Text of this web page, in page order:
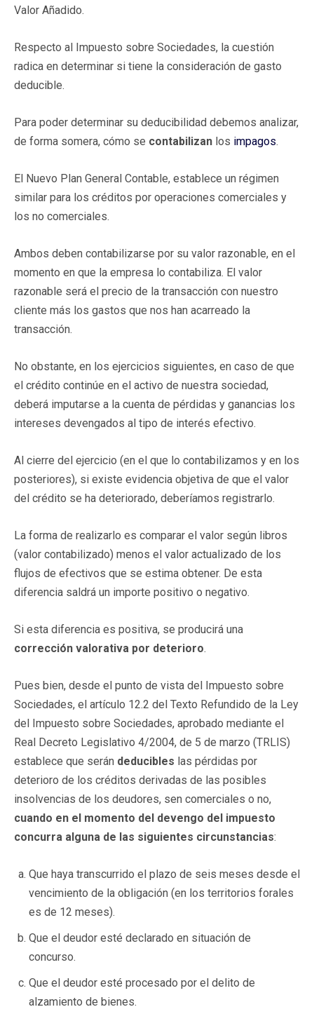
Valor Añadido.
Respecto al Impuesto sobre Sociedades, la cuestión
radica en determinar si tiene la consideración de gasto
deducible.
Para poder determinar su deducibilidad debemos analizar,
de forma somera, cómo se contabilizan los impagos.
El Nuevo Plan General Contable, establece un régimen
similar para los créditos por operaciones comerciales y
los no comerciales.
Ambos deben contabilizarse por su valor razonable, en el
momento en que la empresa lo contabiliza. El valor
razonable será el precio de la transacción con nuestro
cliente más los gastos que nos han acarreado la
transacción.
No obstante, en los ejercicios siguientes, en caso de que
el crédito continúe en el activo de nuestra sociedad,
deberá imputarse a la cuenta de pérdidas y ganancias los
intereses devengados al tipo de interés efectivo.
Al cierre del ejercicio (en el que lo contabilizamos y en los
posteriores), si existe evidencia objetiva de que el valor
del crédito se ha deteriorado, deberíamos registrarlo.
La forma de realizarlo es comparar el valor según libros
(valor contabilizado) menos el valor actualizado de los
flujos de efectivos que se estima obtener. De esta
diferencia saldrá un importe positivo o negativo.
Si esta diferencia es positiva, se producirá una
corrección valorativa por deterioro.
Pues bien, desde el punto de vista del Impuesto sobre
Sociedades, el artículo 12.2 del Texto Refundido de la Ley
del Impuesto sobre Sociedades, aprobado mediante el
Real Decreto Legislativo 4/2004, de 5 de marzo (TRLIS)
establece que serán deducibles las pérdidas por
deterioro de los créditos derivadas de las posibles
insolvencias de los deudores, sen comerciales o no,
cuando en el momento del devengo del impuesto
concurra alguna de las siguientes circunstancias:
Que haya transcurrido el plazo de seis meses desde el
vencimiento de la obligación (en los territorios forales
es de 12 meses).
Que el deudor esté declarado en situación de
concurso.
Que el deudor esté procesado por el delito de
alzamiento de bienes.